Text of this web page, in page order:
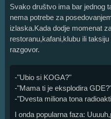
Svako društvo ima bar jednog
nema potrebe za
izlaska.Kada dodje momenat
restoranu,kafani,klubu ili
razgovor.
-"Ubio si KOGA?"
-"Mama ti je eksplodira
-"Dvesta miliona tona
I onda popularna faza: